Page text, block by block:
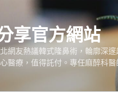
享官方網站
網友熱議韓式隆鼻術，輪廓深
醫療，值得託付。專任麻醉科醫